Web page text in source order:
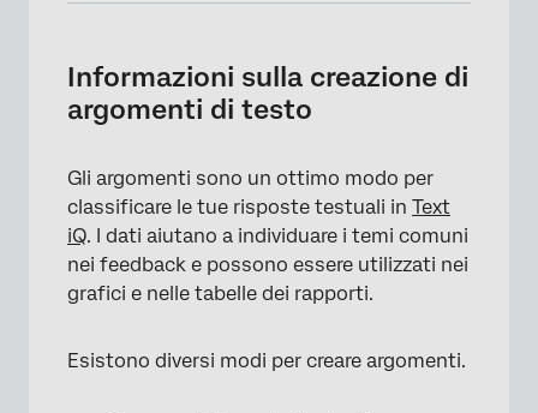
Creare argomenti dalle ricerche
Costruttore di query
Argomenti raccomandati
Manager degli argomenti
Argomenti del Brand
Informazioni sulla creazione di
argomenti di testo
Gli argomenti sono un ottimo modo per
classificare le tue risposte testuali in Text
iQ. I dati aiutano a individuare i temi comuni
nei feedback e possono essere utilizzati nei
grafici e nelle tabelle dei rapporti.
Esistono diversi modi per creare argomenti.